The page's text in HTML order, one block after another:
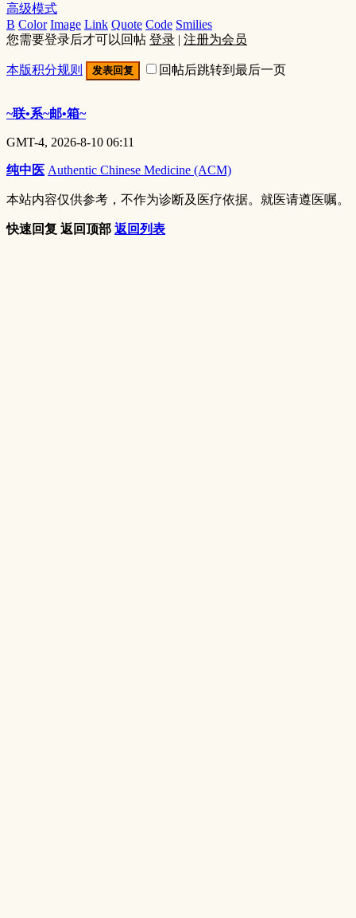
高级模式
B Color Image Link Quote Code Smilies
您需要登录后才可以回帖 登录 | 注册为会员
本版积分规则 发表回复 回帖后跳转到最后一页
~联•系~邮•箱~
GMT-4, 2026-8-10 06:11
纯中医 Authentic Chinese Medicine (ACM)
本站内容仅供参考，不作为诊断及医疗依据。就医请遵医嘱。
快速回复 返回顶部 返回列表